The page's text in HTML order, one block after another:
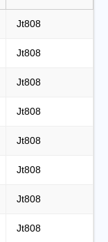
Jt808
Jt808
Jt808
Jt808
Jt808
Jt808
Jt808
Jt808